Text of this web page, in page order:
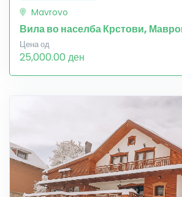
Mavrovo
Вила во населба Крстови,
Цена од
25,000.00 ден